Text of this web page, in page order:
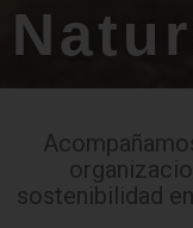
sostenibilidad